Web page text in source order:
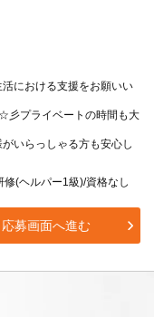
における支援をお願いい
彡プライベートの時間も大
いらっしゃる方も安心し
(ヘルパー1級)/資格なし
応募画面へ進む